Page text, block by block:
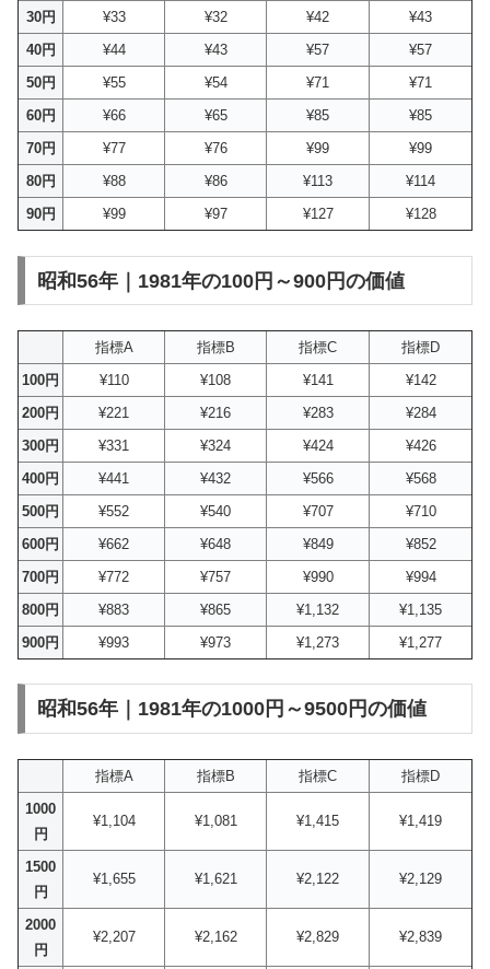
30円
¥33 ¥32 ¥42
¥43
40円
¥44 ¥43 ¥57
¥57
50円
¥55 ¥54 ¥71
¥71
60円
¥66 ¥65 ¥85
¥85
70円
¥77 ¥76 ¥99
¥99
80円
¥88 ¥86 ¥113
¥114
90円
¥99 ¥97 ¥127 ¥128
昭和56年｜1981年の100円～900円の価値
指標A 指標B 指標C
指標D
100円
¥110 ¥108 ¥141
¥142
200円
¥221 ¥216 ¥283
¥284
300円
¥331 ¥324 ¥424
¥426
400円
¥441 ¥432 ¥566
¥568
500円
¥552 ¥540 ¥707
¥710
600円
¥662 ¥648 ¥849
¥852
700円
¥772 ¥757 ¥990
¥994
800円
¥883 ¥865 ¥1,132
¥1,135
900円
¥993 ¥973 ¥1,273 ¥1,277
昭和56年｜1981年の1000円～9500円の価値
指標A 指標B 指標C
指標D
1000
円
¥1,104 ¥1,081 ¥1,415 ¥1,419
1500
円
¥1,655 ¥1,621 ¥2,122 ¥2,129
2000
円
¥2,207 ¥2,162 ¥2,829 ¥2,839